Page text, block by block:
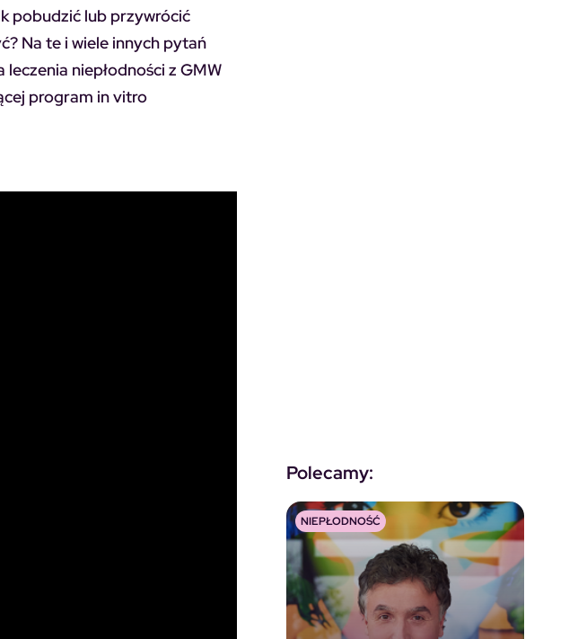
pobudzić lub przywrócić
Na te i wiele innych pytań
niepłodności z GMW
program in vitro
Polecamy:
NIEPŁODNOŚĆ